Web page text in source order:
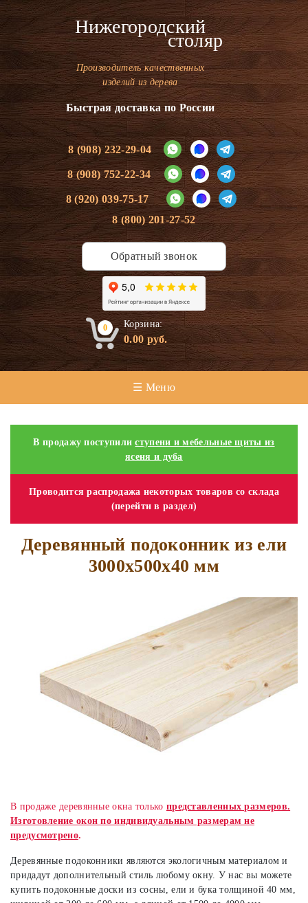
Нижегородский
столяр
Производитель качественных
изделий из дерева
Быстрая доставка по России
8 (908) 232-29-04
8 (908) 752-22-34
8 (920) 039-75-17
8 (800) 201-27-52
Обратный звонок
0 Корзина:
0.00руб.
☰ Меню
В продажу поступилиступени и мебельные щиты из
ясеня и дуба
Проводится распродажа некоторых товаров со склада
(перейти в раздел)
Деревянный подоконник из ели
3000х500х40 мм
В продаже деревянные окна только представленных размеров.
Изготовление окон по индивидуальным размерам не
предусмотрено.
Деревянные подоконники являются экологичным материалом и
придадут дополнительный стиль любому окну. У нас вы можете
купить подоконные доски из сосны, ели и бука толщиной 40 мм,